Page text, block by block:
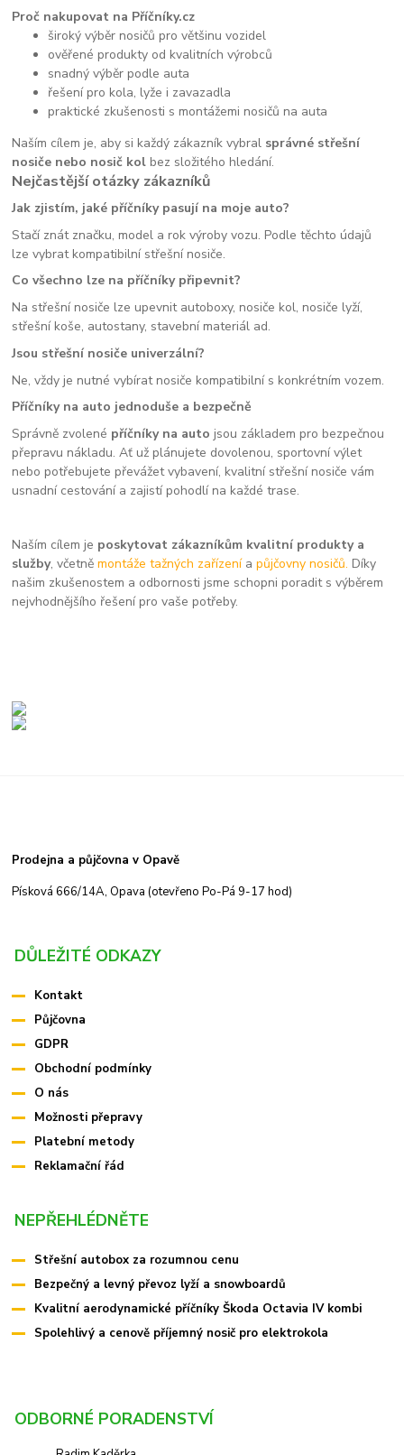
Proč nakupovat na Příčníky.cz
široký výběr nosičů pro většinu vozidel
ověřené produkty od kvalitních výrobců
snadný výběr podle auta
řešení pro kola, lyže i zavazadla
praktické zkušenosti s montážemi nosičů na auta
Naším cílem je, aby si každý zákazník vybral správné střešní
nosiče nebo nosič kol bez složitého hledání.
Nejčastější otázky zákazníků
Jak zjistím, jaké příčníky pasují na moje auto?
Stačí znát značku, model a rok výroby vozu. Podle těchto údajů
lze vybrat kompatibilní střešní nosiče.
Co všechno lze na příčníky připevnit?
Na střešní nosiče lze upevnit autoboxy, nosiče kol, nosiče lyží,
střešní koše, autostany, stavební materiál ad.
Jsou střešní nosiče univerzální?
Ne, vždy je nutné vybírat nosiče kompatibilní s konkrétním vozem.
Příčníky na auto jednoduše a bezpečně
Správně zvolené příčníky na auto jsou základem pro bezpečnou
přepravu nákladu. Ať už plánujete dovolenou, sportovní výlet
nebo potřebujete převážet vybavení, kvalitní střešní nosiče vám
usnadní cestování a zajistí pohodlí na každé trase.
Naším cílem je poskytovat zákazníkům kvalitní produkty a
služby, včetněmontáže tažných zařízení apůjčovny nosičů. Díky
našim zkušenostem a odbornosti jsme schopni poradit s výběrem
nejvhodnějšího řešení pro vaše potřeby.
Prodejna a půjčovna v Opavě
Písková 666/14A, Opava (otevřeno Po-Pá 9-17 hod)
DŮLEŽITÉ ODKAZY
Kontakt
Půjčovna
GDPR
Obchodní podmínky
O nás
Možnosti přepravy
Platební metody
Reklamační řád
NEPŘEHLÉDNĚTE
Střešní autobox za rozumnou cenu
Bezpečný a levný převoz lyží a snowboardů
Kvalitní aerodynamické příčníky Škoda Octavia IV kombi
Spolehlivý a cenově příjemný nosič pro elektrokola
ODBORNÉ PORADENSTVÍ